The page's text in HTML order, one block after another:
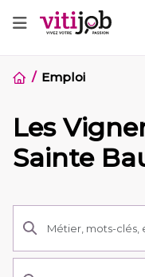
Emploi
Les
Sainte